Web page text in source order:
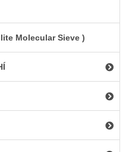
Molecular Sieve )